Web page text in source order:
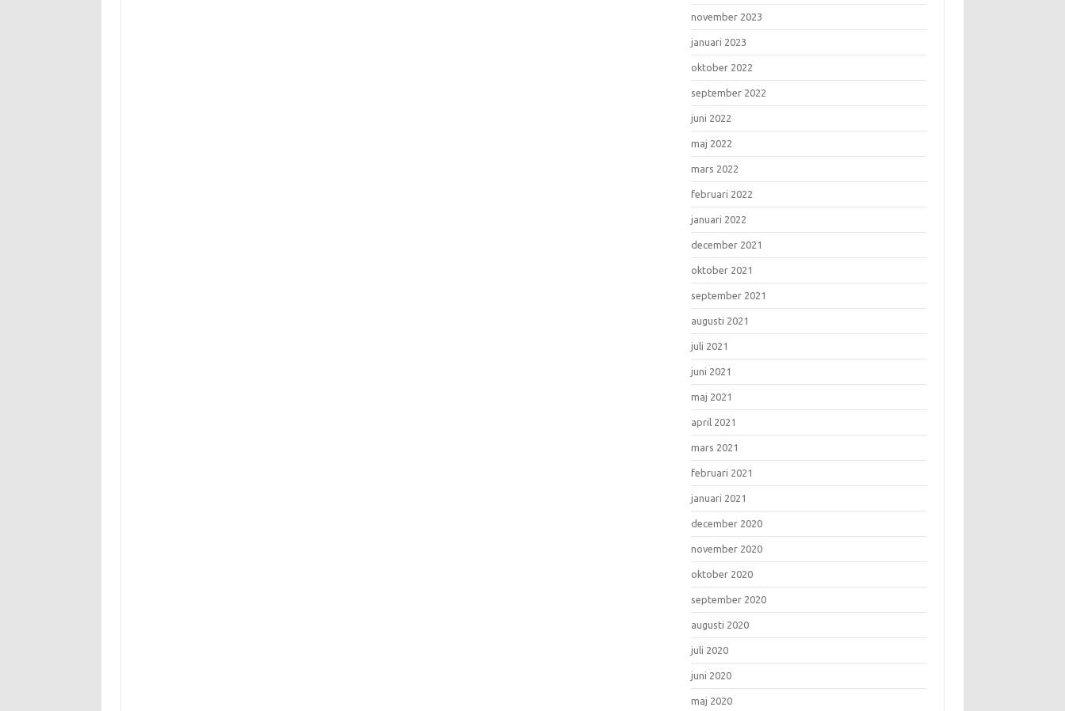
november 2023
januari 2023
oktober 2022
september 2022
juni 2022
maj 2022
mars 2022
februari 2022
januari 2022
december 2021
oktober 2021
september 2021
augusti 2021
juli 2021
juni 2021
maj 2021
april 2021
mars 2021
februari 2021
januari 2021
december 2020
november 2020
oktober 2020
september 2020
augusti 2020
juli 2020
juni 2020
maj 2020